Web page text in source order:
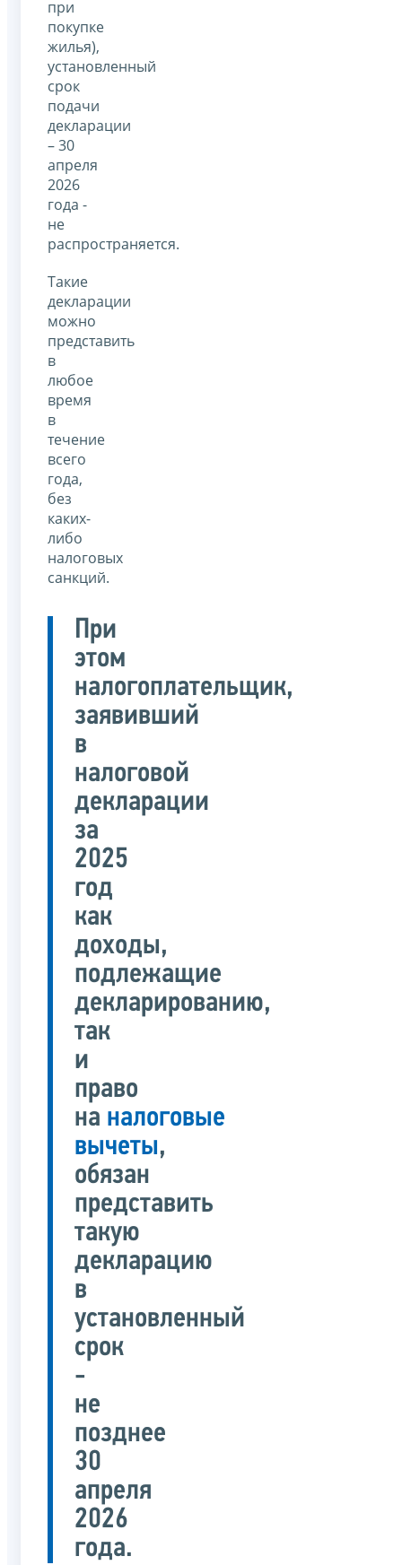
при
покупке
жилья),
установленный
срок
подачи
декларации
– 30
апреля
2026
года -
не
распространяется.
Такие
декларации
можно
представить
в
любое
время
в
течение
всего
года,
без
каких-
либо
налоговых
санкций.
При
этом
налогоплательщик,
заявивший
в
налоговой
декларации
за
2025
год
как
доходы,
подлежащие
декларированию,
так
и
право
на налоговые
вычеты,
обязан
представить
такую
декларацию
в
установленный
срок
-
не
позднее
30
апреля
2026
года.